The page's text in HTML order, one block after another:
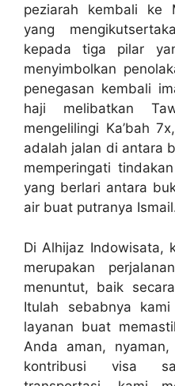
peziarah kembali ke
yang
kepada tiga pilar
menyimbolkan
penegasan kembali
haji melibatkan
mengelilingi Ka’bah
adalah jalan di antara
memperingati
yang berlari antara
air buat putranya
Di Alhijaz Indowisata,
merupakan
menuntut, baik
Itulah sebabnya
layanan buat
Anda aman,
kontribusi visa